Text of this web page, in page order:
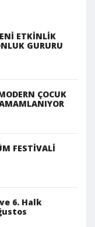
ETKİNLİK
GURURU
ÇOCUK
FESTİVALİ
6. Halk